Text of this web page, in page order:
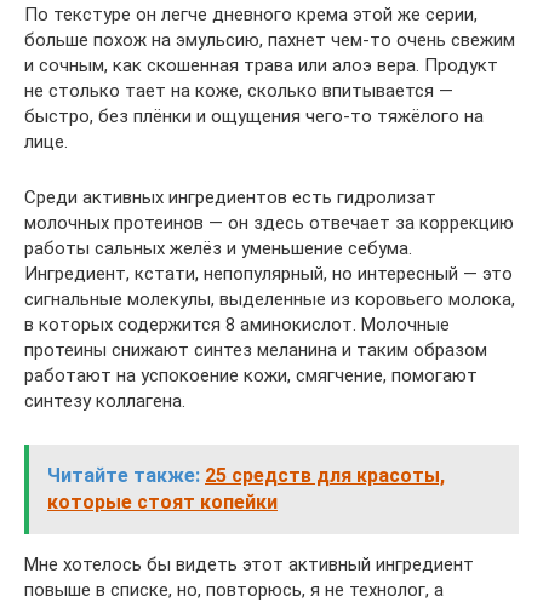
По текстуре он легче дневного крема этой же серии,
больше похож на эмульсию, пахнет чем-то очень свежим
и сочным, как скошенная трава или алоэ вера. Продукт
не столько тает на коже, сколько впитывается —
быстро, без плёнки и ощущения чего-то тяжёлого на
лице.
Среди активных ингредиентов есть гидролизат
молочных протеинов — он здесь отвечает за коррекцию
работы сальных желёз и уменьшение себума.
Ингредиент, кстати, непопулярный, но интересный — это
сигнальные молекулы, выделенные из коровьего молока,
в которых содержится 8 аминокислот. Молочные
протеины снижают синтез меланина и таким образом
работают на успокоение кожи, смягчение, помогают
синтезу коллагена.
Читайте также: 25 средств для красоты,
которые стоят копейки
Мне хотелось бы видеть этот активный ингредиент
повыше в списке, но, повторюсь, я не технолог, а